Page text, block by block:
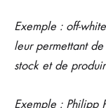
Exemple : off-
leur permettant
stock et de
Exemple : Philipp